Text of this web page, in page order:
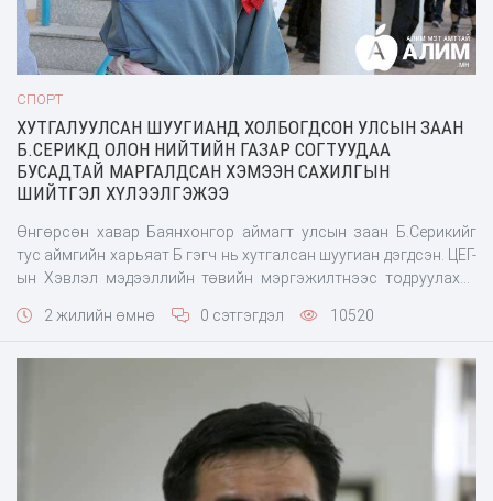
СПОРТ
ХУТГАЛУУЛСАН ШУУГИАНД ХОЛБОГДСОН УЛСЫН ЗААН
Б.СЕРИКД ОЛОН НИЙТИЙН ГАЗАР СОГТУУДАА
БУСАДТАЙ МАРГАЛДСАН ХЭМЭЭН САХИЛГЫН
ШИЙТГЭЛ ХҮЛЭЭЛГЭЖЭЭ
Өнгөрсөн хавар Баянхонгор аймагт улсын заан Б.Серикийг
тус аймгийн харьяат Б гэгч нь хутгалсан шуугиан дэгдсэн. ЦЕГ-
ын Хэвлэл мэдээллийн төвийн мэргэжилтнээс тодруулахад
газарт эл хэргийг шалгаж байгаа. Бусдын эрүүл мэндэд
2 жилийн өмнө 0 сэтгэгдэл 10520